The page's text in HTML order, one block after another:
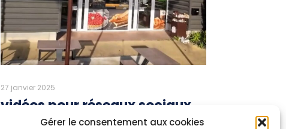
Gérer le consentement aux cookies
27 janvier 2025
vidéos pour réseaux sociaux